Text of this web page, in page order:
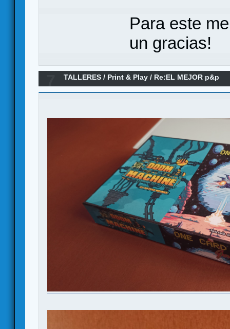
Para este
un gracias!
TALLERES / Print & Play / Re:EL MEJOR p&p